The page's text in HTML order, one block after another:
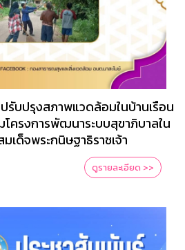
รับปรุงสภาพแวดล้อมในบ้านเรือน
ครงการพัฒนาระบบสุขาภิบาลใน
เด็จพระกนิษฐาธิราชเจ้า
ดูรายละเอียด >>